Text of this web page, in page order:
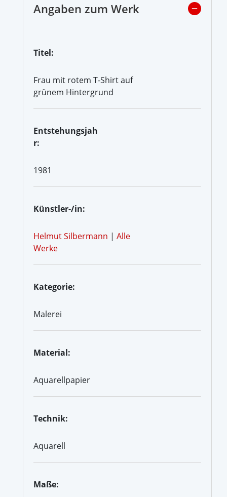
Angaben zum Werk
Titel:
Frau mit rotem T-Shirt auf
grünem Hintergrund
Entstehungsjah
r:
1981
Künstler-/in:
Helmut Silbermann | Alle
Werke
Kategorie:
Malerei
Material:
Aquarellpapier
Technik:
Aquarell
Maße: